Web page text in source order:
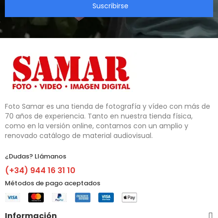
Suscribirse
Foto Samar es una tienda de fotografía y vídeo con más de
70 años de experiencia. Tanto en nuestra tienda física,
como en la versión online, contamos con un amplio y
renovado catálogo de material audiovisual.
¿Dudas? Llámanos​
(+34) 944 16 31 10
Métodos de pago aceptados